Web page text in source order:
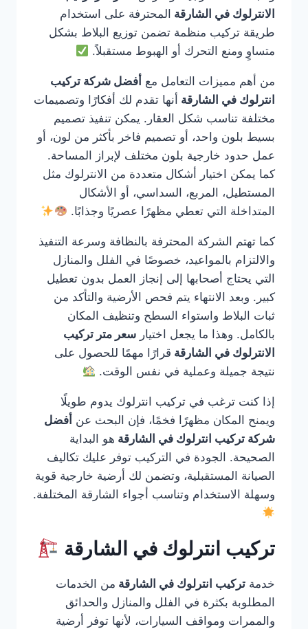
الانترلوك في الشارقة المحترفة على استخدام
طريقة تركيب منظمة تضمن توزيع البلاط بشكل
متساوٍ ومنع التحرك أو الهبوط مستقبلاً.
من أهم مميزات التعامل مع أفضل شركة تركيب
انترلوك في الشارقة أنها تقدم لك أفكارًا وتصميمات
مختلفة تناسب شكل العقار. يمكن تنفيذ تصميم
بسيط بلون واحد، أو تصميم فاخر بأكثر من لون، أو
عمل حدود خارجية بلون مختلف لإبراز المساحة.
كما يمكن اختيار أشكال متعددة من الانترلوك مثل
المستطيل، المربع، السداسي، أو الأشكال
المتداخلة التي تعطي مظهرًا عصريًا وجذابًا.
كما تهتم الشركة المحترفة بالنظافة وسرعة التنفيذ
والالتزام بالمواعيد، خصوصًا في الفلل والمنازل
التي يحتاج أصحابها إلى إنجاز العمل بدون تعطيل
كبير. وبعد الانتهاء يتم فحص الأرضية والتأكد من
ثبات البلاط واستواء السطح وتنظيف المكان
بالكامل. وهذا ما يجعل اختيار سعر متر تركيب
الانترلوك في الشارقة قرارًا مهمًا للحصول على
نتيجة جميلة وعملية في نفس الوقت.
إذا كنت ترغب في تركيب انترلوك يدوم طويلًا
ويمنح المكان مظهرًا فخمًا، فإن البحث عن أفضل
شركة تركيب انترلوك في الشارقة هو البداية
الصحيحة. الجودة في التركيب توفر عليك تكاليف
الصيانة المستقبلية، وتضمن لك أرضية خارجية قوية
وسهلة الاستخدام وتناسب أجواء الشارقة المختلفة.
تركيب انترلوك في الشارقة
خدمة تركيب انترلوك في الشارقة من الخدمات
المطلوبة بكثرة في الفلل والمنازل والحدائق
والممرات ومواقف السيارات، لأنها توفر أرضية